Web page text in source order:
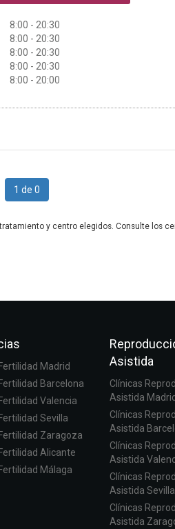
8:00 - 20:30
8:00 - 20:30
8:00 - 20:30
8:00 - 20:30
8:00 - 20:00
1 de 0
y centro elegidos. Consulte los
Madrid
Barcelona
Valencia
Sevilla
Zaragoza
Alicante
Málaga
Asistida
Clínicas
Asistida Madrid
Clínicas
Asistida
Clínicas
Asistida
Clínicas
Asistida Sevilla
Clínicas
Asistida